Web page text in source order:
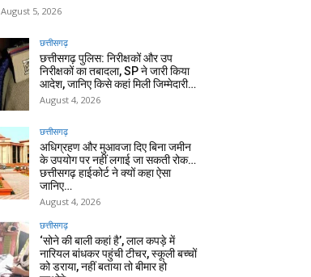
August 5, 2026
छत्तीसगढ़
छत्तीसगढ़ पुलिस: निरीक्षकों और उप
निरीक्षकों का तबादला, SP ने जारी किया
आदेश, जानिए किसे कहां मिली जिम्मेदारी…
August 4, 2026
छत्तीसगढ़
अधिग्रहण और मुआवजा दिए बिना जमीन
के उपयोग पर नहीं लगाई जा सकती रोक…
छत्तीसगढ़ हाईकोर्ट ने क्यों कहा ऐसा
जानिए…
August 4, 2026
छत्तीसगढ़
‘सोने की बाली कहां है’, लाल कपड़े में
नारियल बांधकर पहुंची टीचर, स्कूली बच्चों
को डराया, नहीं बताया तो बीमार हो